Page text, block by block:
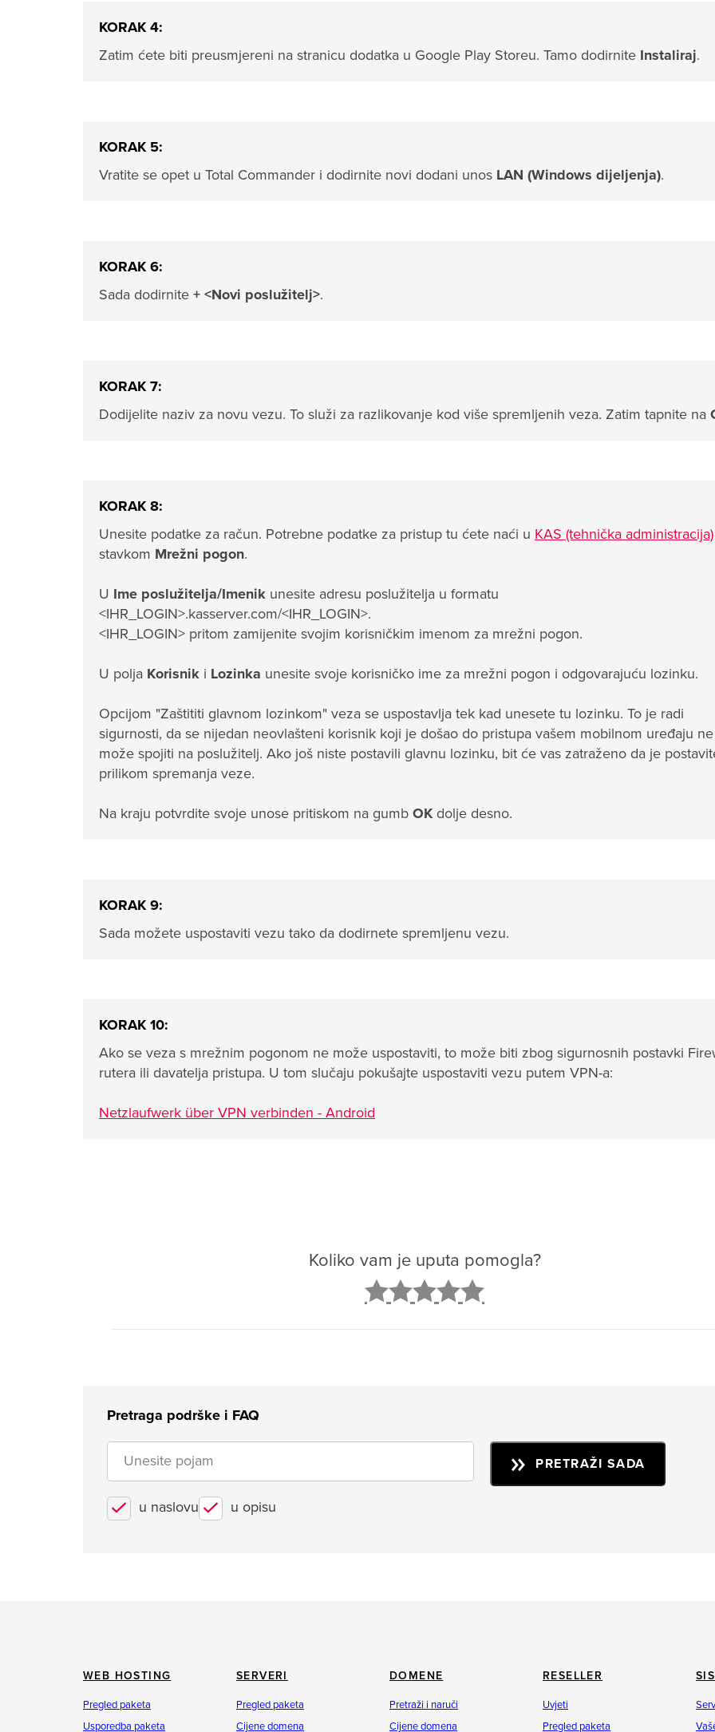
KORAK 4:
Zatim ćete biti preusmjereni na stranicu dodatka u Google Play Storeu. Tamo dodirnite Instaliraj.
KORAK 5:
Vratite se opet u Total Commander i dodirnite novi dodani unos LAN (Windows dijeljenja).
KORAK 6:
Sada dodirnite + <Novi poslužitelj>.
KORAK 7:
Dodijelite naziv za novu vezu. To služi za razlikovanje kod više spremljenih veza. Zatim tapnite na
KORAK 8:
Unesite podatke za račun. Potrebne podatke za pristup tu ćete naći u KAS (tehnička administracija)
stavkom Mrežni pogon.
U Ime poslužitelja/Imenik unesite adresu poslužitelja u formatu
<IHR_LOGIN>.kasserver.com/<IHR_LOGIN>.
<IHR_LOGIN> pritom zamijenite svojim korisničkim imenom za mrežni pogon.
U polja Korisnik i Lozinka unesite svoje korisničko ime za mrežni pogon i odgovarajuću lozinku.
Opcijom "Zaštititi glavnom lozinkom" veza se uspostavlja tek kad unesete tu lozinku. To je radi
sigurnosti, da se nijedan neovlašteni korisnik koji je došao do pristupa vašem mobilnom uređaju ne
može spojiti na poslužitelj. Ako još niste postavili glavnu lozinku, bit će vas zatraženo da je
prilikom spremanja veze.
Na kraju potvrdite svoje unose pritiskom na gumb OKdolje desno.
KORAK 9:
Sada možete uspostaviti vezu tako da dodirnete spremljenu vezu.
KORAK 10:
Ako se veza s mrežnim pogonom ne može uspostaviti, to može biti zbog sigurnosnih postavki
rutera ili davatelja pristupa. U tom slučaju pokušajte uspostaviti vezu putem VPN-a:
Netzlaufwerk über VPN verbinden - Android
Koliko vam je uputa pomogla?
Pretraga podrške i FAQ
u naslovu u opisu
PRETRAŽI SADA
WEB HOSTING
Pregled paketa
Usporedba paketa
SERVERI
Pregled paketa
Cijene domena
DOMENE
Pretraži i naruči
Cijene domena
RESELLER
Uvjeti
Pregled paketa